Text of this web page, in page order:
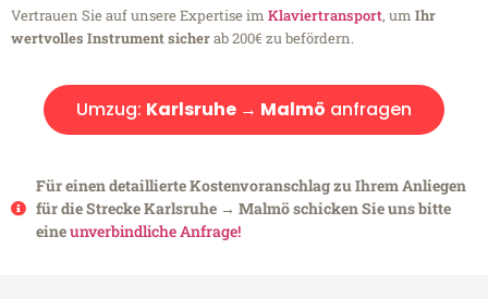
Vertrauen Sie auf unsere Expertise im Klaviertransport, um Ihr
wertvolles Instrument sicherab 200€ zu befördern.
Umzug: Karlsruhe → Malmö anfragen
Für einen detaillierte Kostenvoranschlag zu Ihrem Anliegen
für die Strecke Karlsruhe → Malmö schicken Sie uns bitte
eineunverbindliche Anfrage!